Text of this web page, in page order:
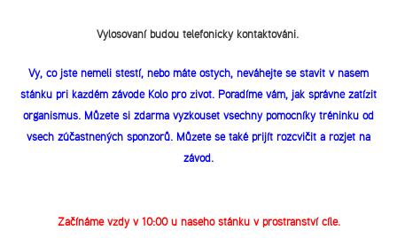
Vylosovaní budou telefonicky kontaktováni.
Vy, co jste neměli štěstí, nebo máte ostych, neváhejte se stavit v našem
stánku při každém závodě Kolo pro život. Poradíme vám, jak správně zatížit
organismus. Můžete si zdarma vyzkoušet všechny pomocníky tréninku od
všech zúčastněných sponzorů. Můžete se také přijít rozcvičit a rozjet na
závod.
Začínáme vždy v 10:00 u našeho stánku v prostranství cíle.